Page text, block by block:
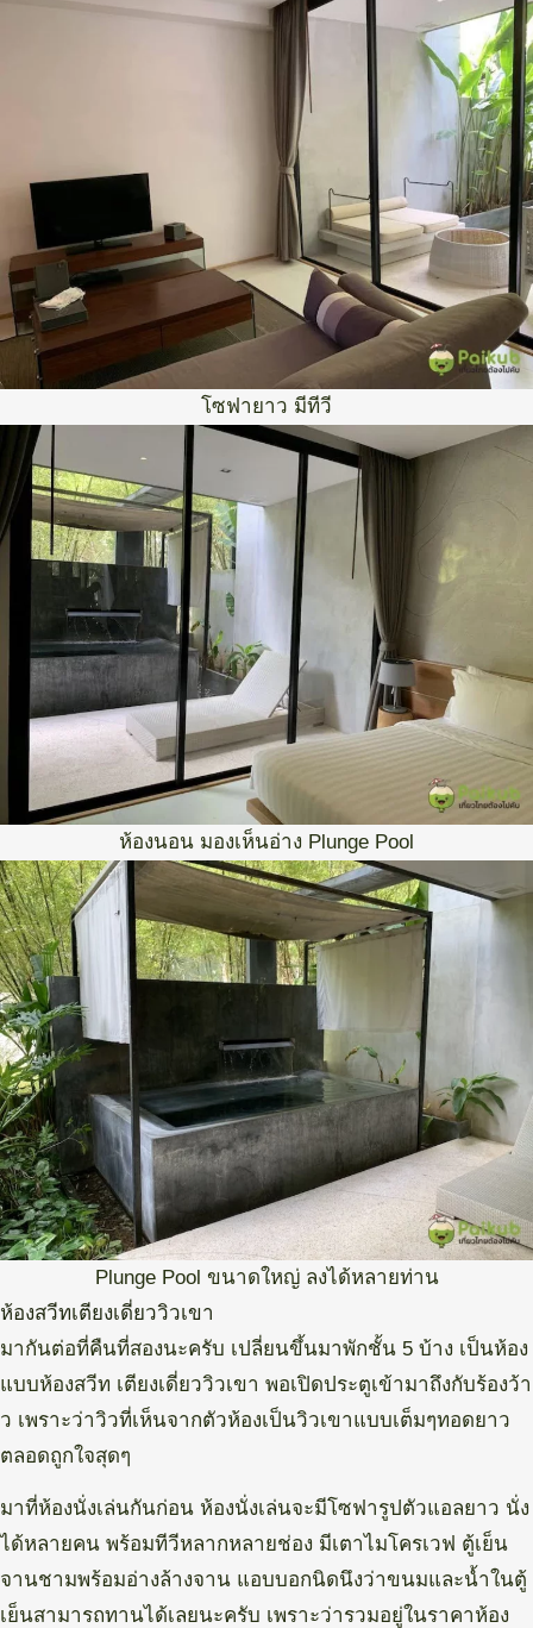
โซฟายาว มีทีวี
ห้องนอน มองเห็นอ่าง Plunge Pool
Plunge Pool ขนาดใหญ่ ลงได้หลายท่าน
ห้องสวีทเตียงเดี่ยววิวเขา
มากันต่อที่คืนที่สองนะครับ เปลี่ยนขึ้นมาพักชั้น 5 บ้าง เป็นห้อง
แบบห้องสวีท เตียงเดี่ยววิวเขา พอเปิดประตูเข้ามาถึงกับร้องว้า
ว เพราะว่าวิวที่เห็นจากตัวห้องเป็นวิวเขาแบบเต็มๆทอดยาว
ตลอดถูกใจสุดๆ
มาที่ห้องนั่งเล่นกันก่อน ห้องนั่งเล่นจะมีโซฟารูปตัวแอลยาว นั่ง
ได้หลายคน พร้อมทีวีหลากหลายช่อง มีเตาไมโครเวฟ ตู้เย็น
จานชามพร้อมอ่างล้างจาน แอบบอกนิดนึงว่าขนมและน้ำในตู้
เย็นสามารถทานได้เลยนะครับ เพราะว่ารวมอยู่ในราคาห้อง